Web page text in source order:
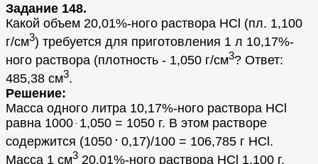
Задание 148.
Какой объем 20,01%-ного раствора HCl (пл. 1,100
г/см3) требуется для приготовления 1 л 10,17%-
ного раствора (плотность - 1,050 г/см3? Ответ:
485,38 см3.
Решение:
Масса одного литра 10,17%-ного раствора HCl
равна 1000 1,050 = 1050 г. В этом растворе
содержится (1050 . 0,17)/100 = 106,785 г HCl.
Масса 1 см3 20,01%-ного раствора HCl 1,100 г.